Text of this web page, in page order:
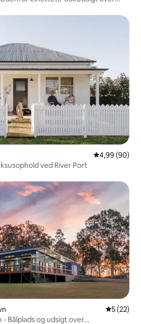
4,99 ud af 5 i
4,99 (90)
ved River Port
5 ud af 5 i
5 (22)